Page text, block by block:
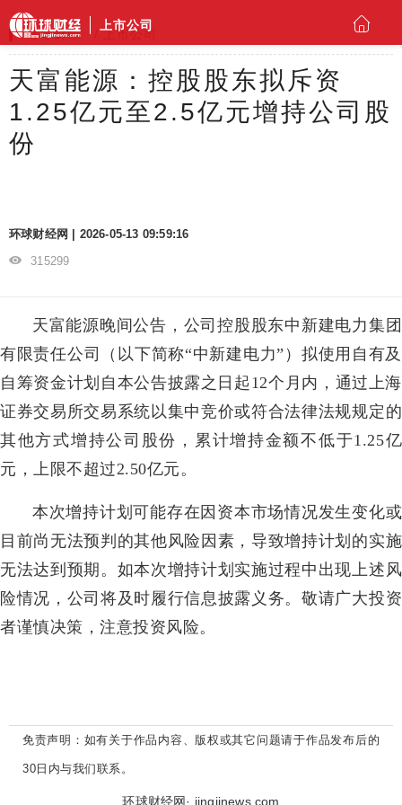
上市公司
环球财经 上市公司
天富能源：控股股东拟斥资
1.25亿元至2.5亿元增持公司股
份
环球财经网 | 2026-05-13 09:59:16
315299
天富能源晚间公告，公司控股股东中新建电力集团
有限责任公司（以下简称“中新建电力”）拟使用自有及
自筹资金计划自本公告披露之日起12个月内，通过上海
证券交易所交易系统以集中竞价或符合法律法规规定的
其他方式增持公司股份，累计增持金额不低于1.25亿
元，上限不超过2.50亿元。
本次增持计划可能存在因资本市场情况发生变化或
目前尚无法预判的其他风险因素，导致增持计划的实施
无法达到预期。如本次增持计划实施过程中出现上述风
险情况，公司将及时履行信息披露义务。敬请广大投资
者谨慎决策，注意投资风险。
免责声明： 如有关于作品内容、版权或其它问题请于作品发布后的
30日内与我们联系。
环球财经网· jingjinews.com